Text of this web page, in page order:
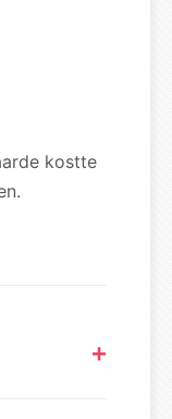
kostte